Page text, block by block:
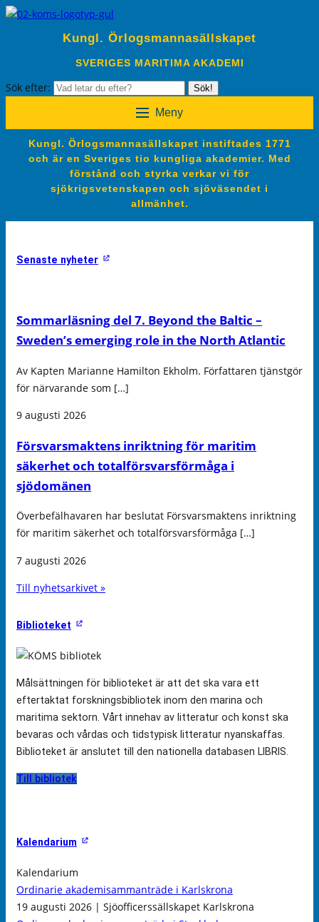
Kungl. Örlogsmannasällskapet
SVERIGES MARITIMA AKADEMI
Sök efter: Sök!
Meny
Kungl. Örlogsmannasällskapet instiftades 1771
och är en Sveriges tio kungliga akademier. Med
förstånd och styrka verkar vi för
sjökrigsvetenskapen och sjöväsendet i
allmänhet.
Senaste nyheter
Sommarläsning del 7. Beyond the Baltic –
Sweden’s emerging role in the North Atlantic
Av Kapten Marianne Hamilton Ekholm. Författaren tjänstgör
för närvarande som […]
9 augusti 2026
Försvarsmaktens inriktning för maritim
säkerhet och totalförsvarsförmåga i
sjödomänen
Överbefälhavaren har beslutat Försvarsmaktens inriktning
för maritim säkerhet och totalförsvarsförmåga […]
7 augusti 2026
Till nyhetsarkivet »
Biblioteket
Målsättningen för biblioteket är att det ska vara ett
eftertaktat forskningsbibliotek inom den marina och
maritima sektorn. Vårt innehav av litteratur och konst ska
bevaras och vårdas och tidstypisk litteratur nyanskaffas.
Biblioteket är anslutet till den nationella databasen LIBRIS.
Till bibliotek
Kalendarium
Kalendarium
Ordinarie akademisammanträde i Karlskrona
19 augusti 2026 | Sjöofficerssällskapet Karlskrona